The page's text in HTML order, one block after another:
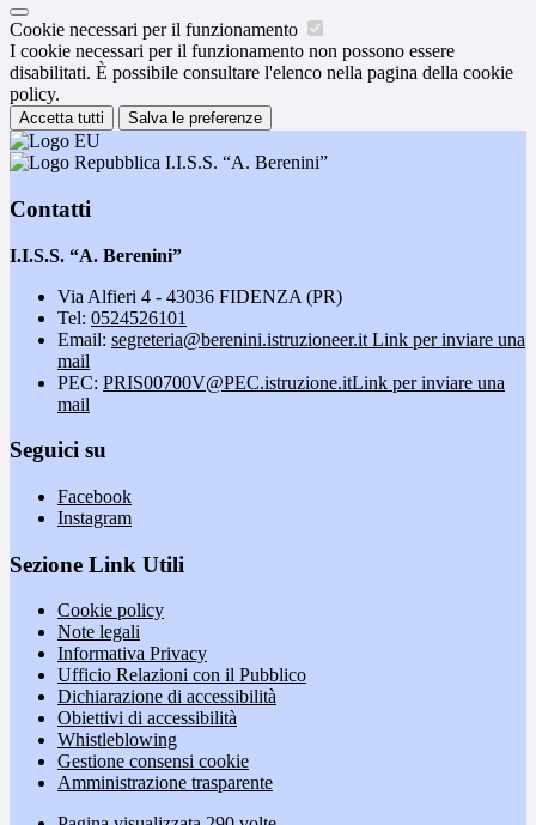
Cookie necessari per il funzionamento
I cookie necessari per il funzionamento non possono essere
disabilitati. È possibile consultare l'elenco nella pagina della cookie
policy.
Accetta tutti Salva le preferenze
I.I.S.S. “A. Berenini”
Contatti
I.I.S.S. “A. Berenini”
Via Alfieri 4 - 43036 FIDENZA (PR)
Tel: 0524526101
Email: segreteria@berenini.istruzioneer.it Link per inviare una
mail
PEC: PRIS00700V@PEC.istruzione.itLink per inviare una
mail
Seguici su
Facebook
Instagram
Sezione Link Utili
Cookie policy
Note legali
Informativa Privacy
Ufficio Relazioni con il Pubblico
Dichiarazione di accessibilità
Obiettivi di accessibilità
Whistleblowing
Gestione consensi cookie
Amministrazione trasparente